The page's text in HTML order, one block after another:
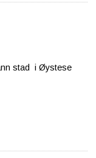
stad i Øystese